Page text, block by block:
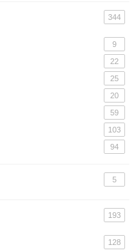
344
9
22
25
20
59
103
94
5
193
128